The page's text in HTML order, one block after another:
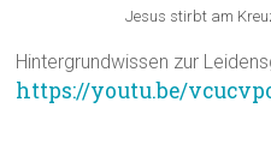
Jesus stirbt am
Hintergrundwissen zur
https://youtu.be/